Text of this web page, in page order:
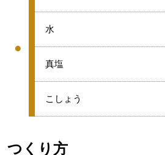
●
グループ
●
水
●
真塩
●
こしょう
つくり方